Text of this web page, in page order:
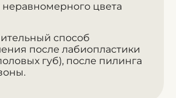
цвета
способ
после лабиопластики
губ), после пилинга